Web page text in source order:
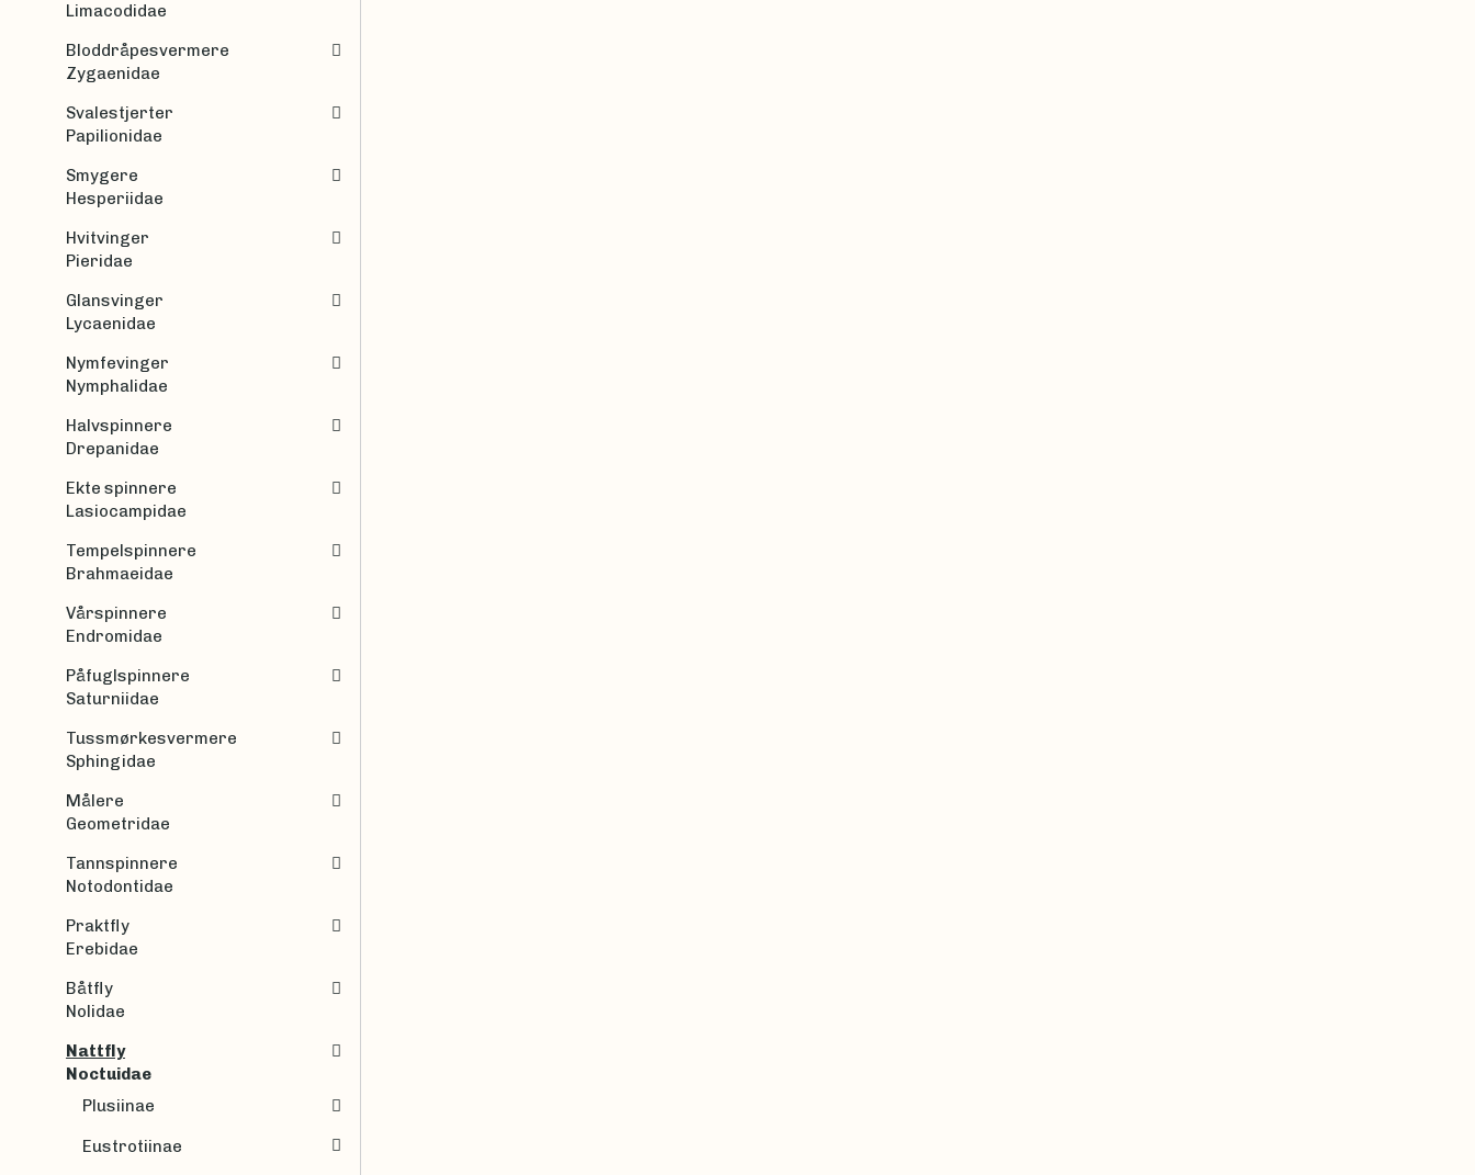
Limacodidae
Bloddråpesvermere
Zygaenidae
Svalestjerter
Papilionidae
Smygere
Hesperiidae
Hvitvinger
Pieridae
Glansvinger
Lycaenidae
Nymfevinger
Nymphalidae
Halvspinnere
Drepanidae
Ekte spinnere
Lasiocampidae
Tempelspinnere
Brahmaeidae
Vårspinnere
Endromidae
Påfuglspinnere
Saturniidae
Tussmørkesvermere
Sphingidae
Målere
Geometridae
Tannspinnere
Notodontidae
Praktfly
Erebidae
Båtfly
Nolidae
Nattfly
Noctuidae
Plusiinae
Eustrotiinae